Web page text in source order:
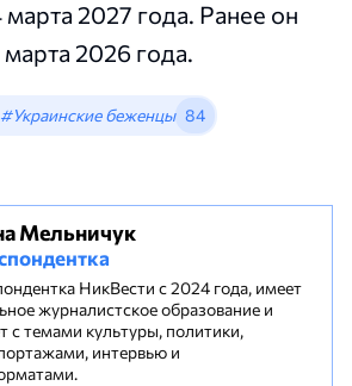
2027 года. Ранее он
2026 года.
#Украинские беженцы 84
Мельничук
НикВести с 2024 года, имеет
журналистское образование и
с темами культуры, политики,
интервью и